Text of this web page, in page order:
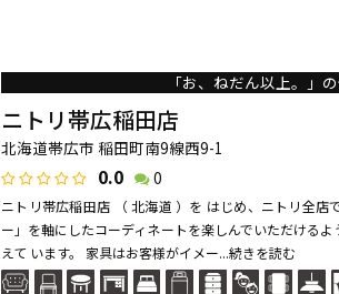
「お、ねだん以上。」
ニトリ帯広稲田店
北海道帯広市 稲田町南9線西9-1
0.0 0
ニトリ帯広稲田店 （ 北海道 ）を はじめ、ニトリ全店
ー」を軸にしたコーディネートを楽しんでいただける
えて います。 家具はお客様がイメー...続きを読む